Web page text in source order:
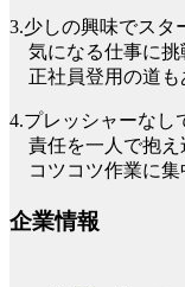
3.少しの興味でスタ
気になる仕事に挑
正社員登用の道も
4.プレッシャーなし
責任を一人で抱え
コツコツ作業に集
企業情報